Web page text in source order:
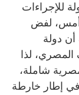
للإجراءات
أمس، لفض
دولة
المصري، لذا
شاملة،
في إطار خارطة